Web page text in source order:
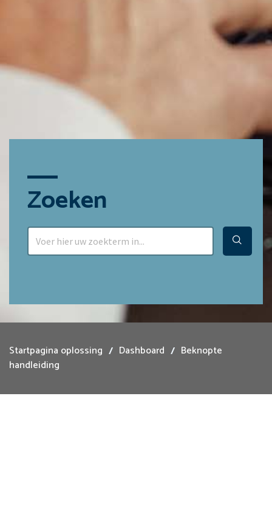
Zoeken
Startpagina oplossing Dashboard
Beknopte
handleiding